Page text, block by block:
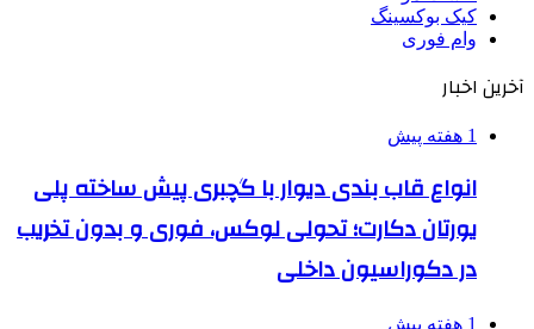
کیک بوکسینگ
وام فوری
آخرین اخبار
1 هفته پیش
انواع قاب بندی دیوار با گچبری پیش ساخته پلی
یورتان دکارت؛ تحولی لوکس، فوری و بدون تخریب
در دکوراسیون داخلی
1 هفته پیش